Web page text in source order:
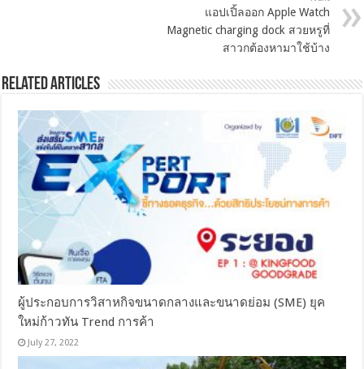
แอปเปิ้ลออก Apple Watch
Magnetic charging dock สวยหรูที่
สาวกต้องหามาใช้บ้าง
Related Articles
ผู้ประกอบการวิสาหกิจขนาดกลางและขนาดย่อม (SME) ยุค
ใหม่ก้าวทัน Trend การค้า
July 27, 2022